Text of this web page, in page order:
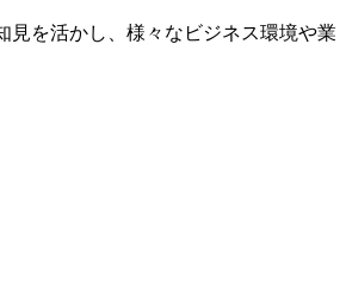
見を活かし、様々なビジネス環境や業